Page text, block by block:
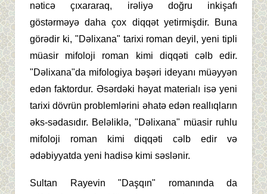
nəticə çıxararaq, irəliyə doğru inkişafı
göstərməyə daha çox diqqət yetirmişdir. Buna
görədir ki, "Dəlixana" tarixi roman deyil, yeni tipli
müasir mifoloji roman kimi diqqəti cəlb edir.
"Dəlixana"da mifologiya bəşəri ideyanı müəyyən
edən faktordur. Əsərdəki həyat materialı isə yeni
tarixi dövrün problemlərini əhatə edən reallıqların
əks-sədasıdır. Beləliklə, "Dəlixana" müasir ruhlu
mifoloji roman kimi diqqəti cəlb edir və
ədəbiyyatda yeni hadisə kimi səslənir.
Sultan Rayevin "Daşqın" romanında da